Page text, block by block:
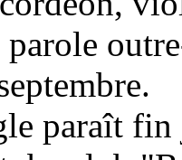
parole
paraît